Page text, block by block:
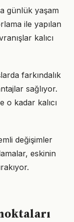
günlük yaşam
ile yapılan
kalıcı
farkındalık
sağlıyor.
o kadar kalıcı
değişimler
eskinin